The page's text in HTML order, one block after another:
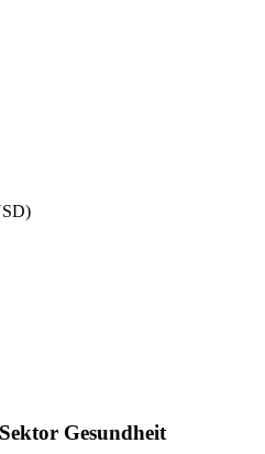
Gesundheit